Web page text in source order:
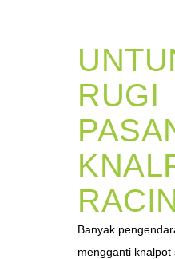
RUGI
Banyak
mengganti knalpot